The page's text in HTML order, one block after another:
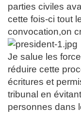
parties civiles
cette fois-ci tout
convocation,on
Je salue les
réduire cette
écritures et
tribunal en
personnes dans